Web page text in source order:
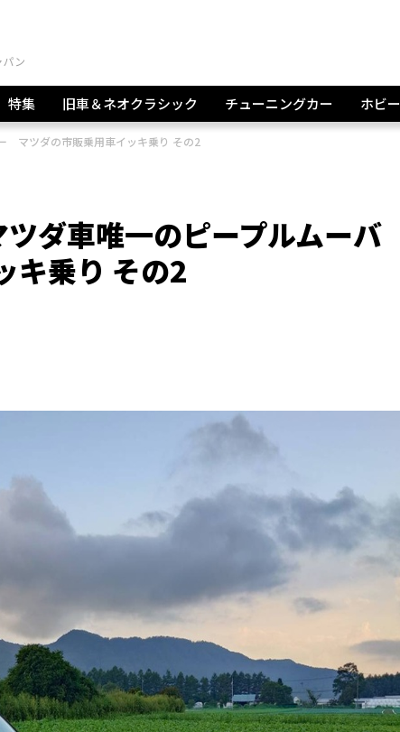
特集 旧車＆ネオクラシック チューニングカー ホビー
マツダの市販乗用車イッキ乗り その2
ダ車唯一のピープルムーバ
キ乗り その2